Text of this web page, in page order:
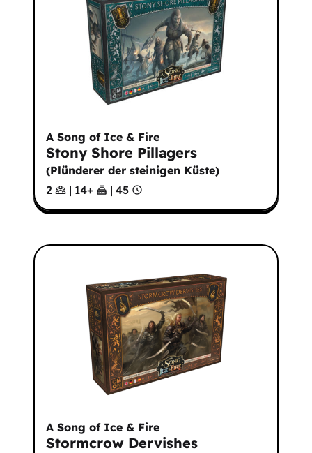
A Song of Ice & Fire
Stony Shore Pillagers
(Plünderer der steinigen Küste)
2
| 14+ | 45
A Song of Ice & Fire
Stormcrow Dervishes